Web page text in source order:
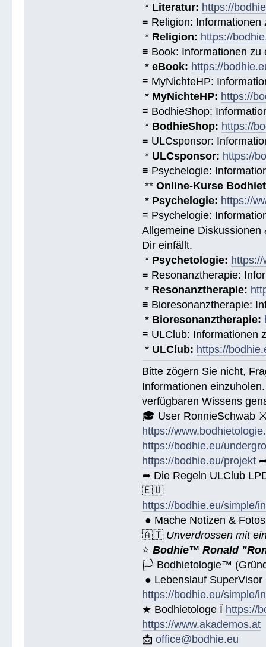
* Literatur: https://
≡ Religion: Informationen
* Religion: https://
≡ Book: Informationen zu
*eBook: https://
≡ MyNichteHP:
* MyNichteHP: https://
≡ BodhieShop:
* BodhieShop: https://
≡ ULCsponsor:
* ULCsponsor: https://
≡ Psychelogie:
**Online-Kurse
* Psychelogie: https://
≡ Psychelogie:
Allgemeine
Dir einfällt.
* Psychetologie: https://
≡ Resonanztherapie:
* Resonanztherapie:
≡ Bioresonanztherapie:
* Bioresonanztherapie:
≡ ULClub: Informationen
* ULClub: https://
Bitte zögern Sie nicht,
Informationen
verfügbaren Wissens
🎓 User RonnieSchwab
https://
https://bodhie.eu/
https://bodhie.eu/projekt
➦ Die Regeln ULClub
🇪🇺
https://bodhie.eu/simple/
● Mache Notizen &
🇦🇹 Unverdrossen mit
⭐️Bodhie™ Ronald
🏳 Bodhietologie™
● Lebenslauf
https://bodhie.eu/simple/
★ Bodhietologe Ï https://
https://www.akademos.at
📩office@bodhie.eu